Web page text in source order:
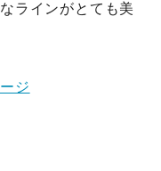
ラインがとても美
ジ